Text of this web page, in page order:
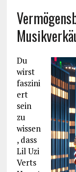
Du
wirst
faszini
ert
sein
zu
wissen
, dass
Lil Uzi
Verts